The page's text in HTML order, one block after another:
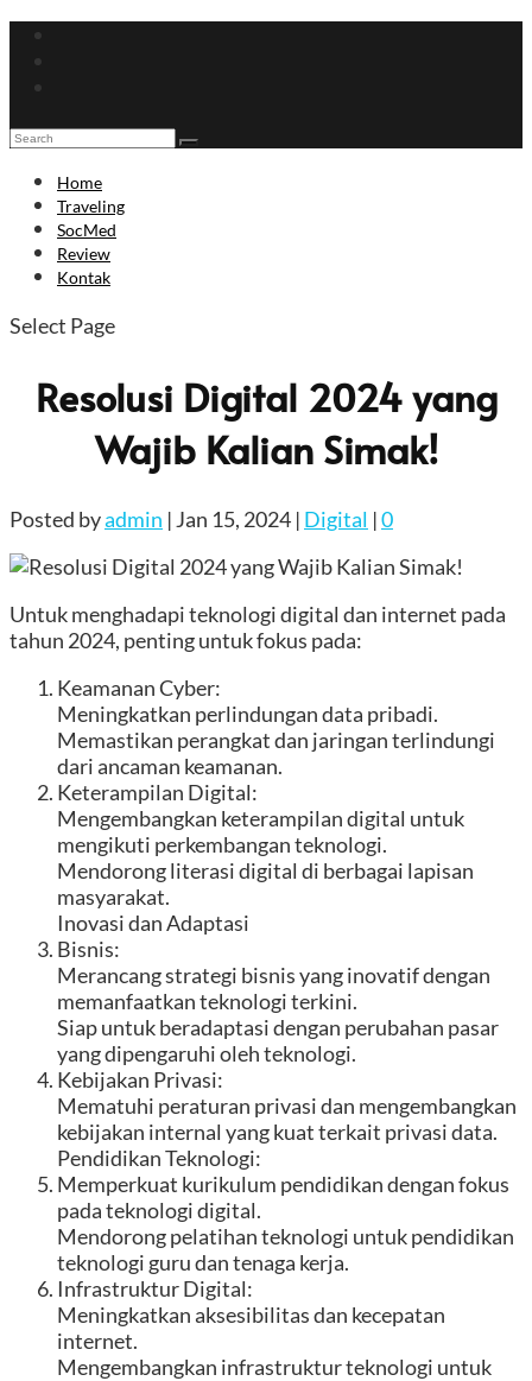
Home
Traveling
SocMed
Review
Kontak
Select Page
Resolusi Digital 2024 yang
Wajib Kalian Simak!
Posted byadmin | Jan 15, 2024 | Digital |0
Untuk menghadapi teknologi digital dan internet pada
tahun 2024, penting untuk fokus pada:
Keamanan Cyber:
Meningkatkan perlindungan data pribadi.
Memastikan perangkat dan jaringan terlindungi
dari ancaman keamanan.
Keterampilan Digital:
Mengembangkan keterampilan digital untuk
mengikuti perkembangan teknologi.
Mendorong literasi digital di berbagai lapisan
masyarakat.
Inovasi dan Adaptasi
Bisnis:
Merancang strategi bisnis yang inovatif dengan
memanfaatkan teknologi terkini.
Siap untuk beradaptasi dengan perubahan pasar
yang dipengaruhi oleh teknologi.
Kebijakan Privasi:
Mematuhi peraturan privasi dan mengembangkan
kebijakan internal yang kuat terkait privasi data.
Pendidikan Teknologi:
Memperkuat kurikulum pendidikan dengan fokus
pada teknologi digital.
Mendorong pelatihan teknologi untuk pendidikan
teknologi guru dan tenaga kerja.
Infrastruktur Digital:
Meningkatkan aksesibilitas dan kecepatan
internet.
Mengembangkan infrastruktur teknologi untuk